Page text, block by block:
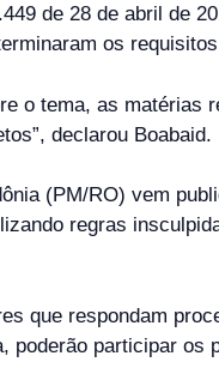
de 28 de abril de
os
o tema, as matérias
declarou Boabaid.
(PM/RO) vem
regras
que respondam
poderão participar os